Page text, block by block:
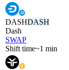
DASHDASH
Dash
SWAP
Shift time~1 min